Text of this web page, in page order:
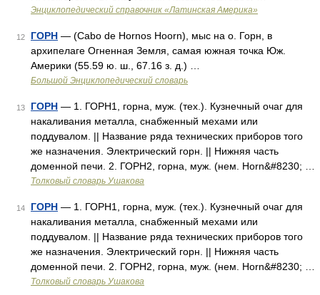
Энциклопедический справочник «Латинская Америка»
12 ГОРН — (Cabo de Hornos Hoorn), мыс на о. Горн, в
архипелаге Огненная Земля, самая южная точка Юж.
Америки (55.59 ю. ш., 67.16 з. д.) …
Большой Энциклопедический словарь
13 ГОРН — 1. ГОРН1, горна, муж. (тех.). Кузнечный очаг для
накаливания металла, снабженный мехами или
поддувалом. || Название ряда технических приборов того
же назначения. Электрический горн. || Нижняя часть
доменной печи. 2. ГОРН2, горна, муж. (нем. Horn&#8230; …
Толковый словарь Ушакова
14 ГОРН — 1. ГОРН1, горна, муж. (тех.). Кузнечный очаг для
накаливания металла, снабженный мехами или
поддувалом. || Название ряда технических приборов того
же назначения. Электрический горн. || Нижняя часть
доменной печи. 2. ГОРН2, горна, муж. (нем. Horn&#8230; …
Толковый словарь Ушакова